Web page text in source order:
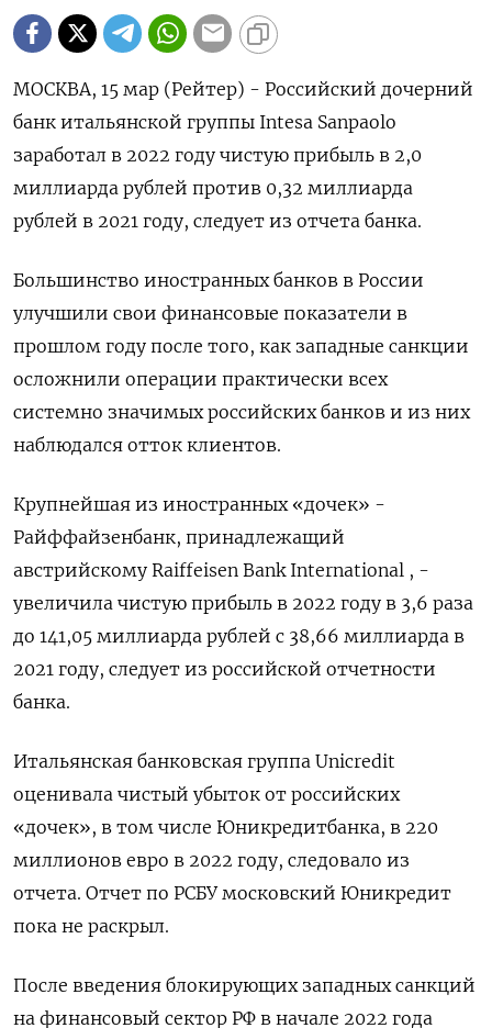
МОСКВА, 15 мар (Рейтер) - Российский дочерний
банк итальянской группы Intesa Sanpaolo
заработал в 2022 году чистую прибыль в 2,0
миллиарда рублей против 0,32 миллиарда
рублей в 2021 году, следует из отчета банка.
Большинство иностранных банков в России
улучшили свои финансовые показатели в
прошлом году после того, как западные санкции
осложнили операции практически всех
системно значимых российских банков и из них
наблюдался отток клиентов.
Крупнейшая из иностранных «дочек» -
Райффайзенбанк, принадлежащий
австрийскому Raiffeisen Bank International , -
увеличила чистую прибыль в 2022 году в 3,6 раза
до 141,05 миллиарда рублей с 38,66 миллиарда в
2021 году, следует из российской отчетности
банка.
Итальянская банковская группа Unicredit
оценивала чистый убыток от российских
«дочек», в том числе Юникредитбанка, в 220
миллионов евро в 2022 году, следовало из
отчета. Отчет по РСБУ московский Юникредит
пока не раскрыл.
После введения блокирующих западных санкций
на финансовый сектор РФ в начале 2022 года